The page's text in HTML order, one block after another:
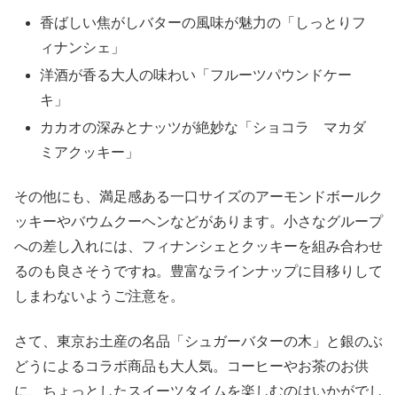
香ばしい焦がしバターの風味が魅力の「しっとりフ
ィナンシェ」
洋酒が香る大人の味わい「フルーツパウンドケー
キ」
カカオの深みとナッツが絶妙な「ショコラ マカダ
ミアクッキー」
その他にも、満足感ある一口サイズのアーモンドボールク
ッキーやバウムクーヘンなどがあります。小さなグループ
への差し入れには、フィナンシェとクッキーを組み合わせ
るのも良さそうですね。豊富なラインナップに目移りして
しまわないようご注意を。
さて、東京お土産の名品「シュガーバターの木」と銀のぶ
どうによるコラボ商品も大人気。コーヒーやお茶のお供
に、ちょっとしたスイーツタイムを楽しむのはいかがでし